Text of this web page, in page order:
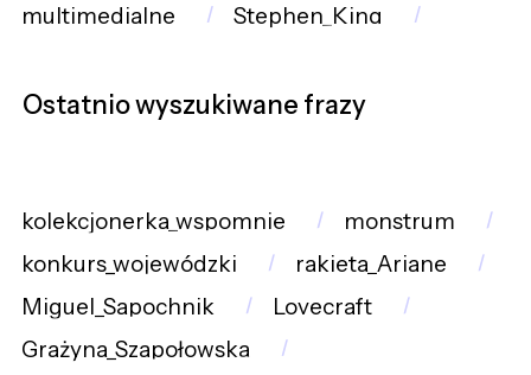
multimedialne
Stephen_King
Ostatnio wyszukiwane frazy
kolekcjonerka_wspomnie
monstrum
konkurs_wojewódzki
rakieta_Ariane
Miguel_Sapochnik
Lovecraft
Grażyna_Szapołowska